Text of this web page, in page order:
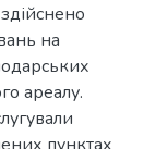
на
ареалу.